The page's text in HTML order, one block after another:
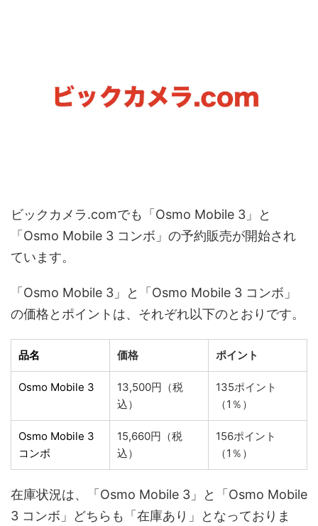
ビックカメラ.comでも「Osmo Mobile 3」と
「Osmo Mobile 3 コンボ」の予約販売が開始され
ています。
「Osmo Mobile 3」と「Osmo Mobile 3 コンボ」
の価格とポイントは、それぞれ以下のとおりです。
品名 価格 ポイント
Osmo Mobile 3
13,500円（税
込）
135ポイント
（1％）
Osmo Mobile 3
コンボ
15,660円（税
込）
156ポイント
（1％）
在庫状況は、「Osmo Mobile 3」と「Osmo Mobile
3 コンボ」どちらも「在庫あり」となっておりま